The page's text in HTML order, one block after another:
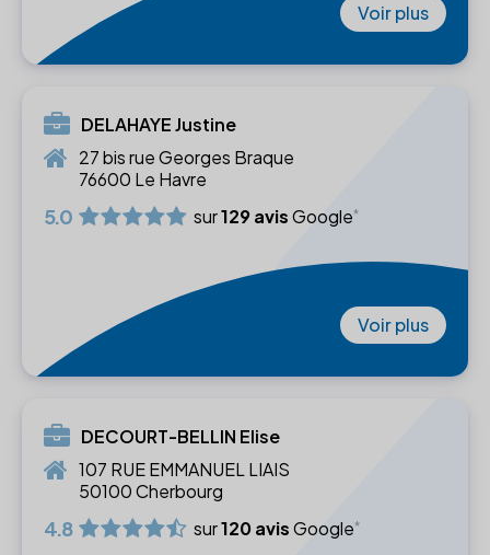
Voir plus
DELAHAYE Justine
27 bis rue Georges Braque
76600 Le Havre
5.0 sur129 avisGoogle
Voir plus
DECOURT-BELLIN Elise
107 RUE EMMANUEL LIAIS
50100 Cherbourg
4.8 sur120 avisGoogle